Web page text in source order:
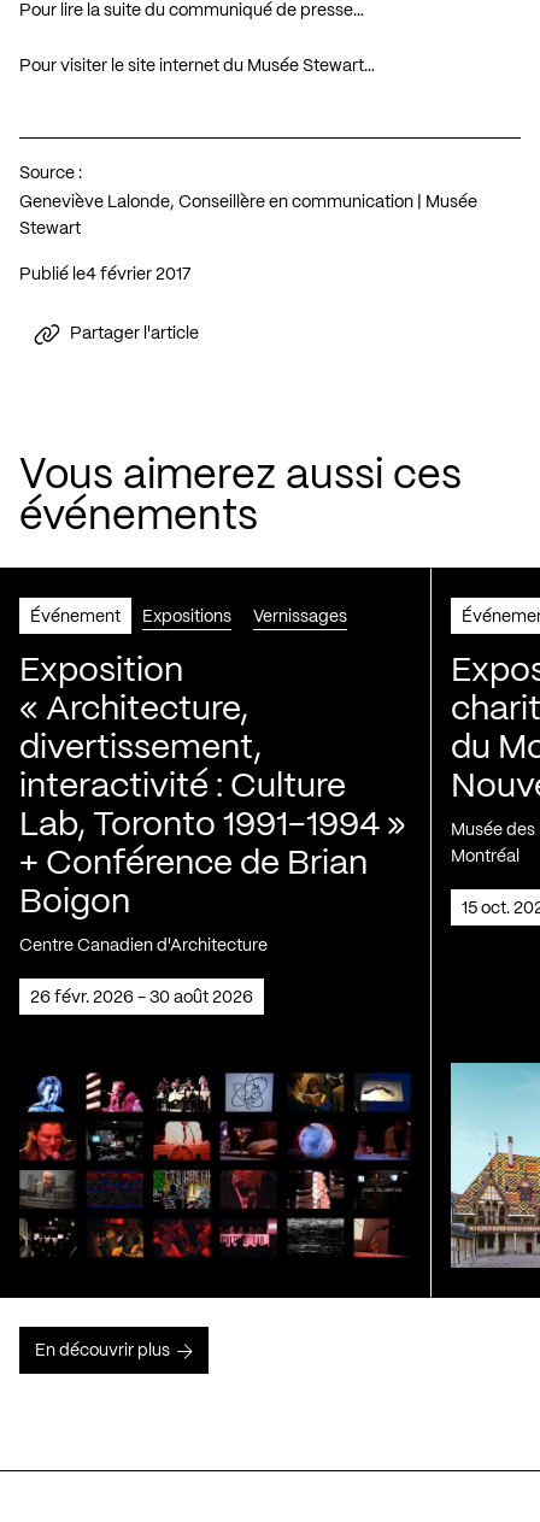
Pour lire la suite du communiqué de presse…
Pour visiter le site internet du Musée Stewart…
Source :
Geneviève Lalonde, Conseillère en communication | Musée
Stewart
Publié le 4 février 2017
Partager l'article
Vous aimerez aussi ces
événements
Événement Expositions Vernissages
Exposition
« Architecture,
divertissement,
interactivité : Culture
Lab, Toronto 1991-1994 »
+ Conférence de Brian
Boigon
Centre Canadien d'Architecture
26 févr. 2026 - 30 août 2026
du
Musée
Montréal
15 oct.
En découvrir plus